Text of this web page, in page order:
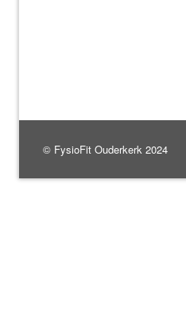
© FysioFit Ouderkerk 2024